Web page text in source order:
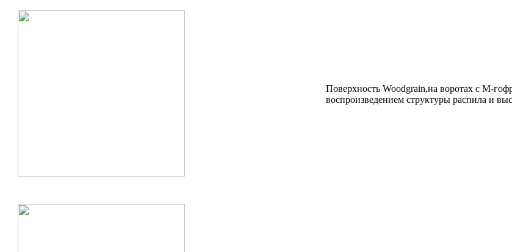
Поверхность Woodgrain,на воротах с М-
воспроизведением структуры распила и